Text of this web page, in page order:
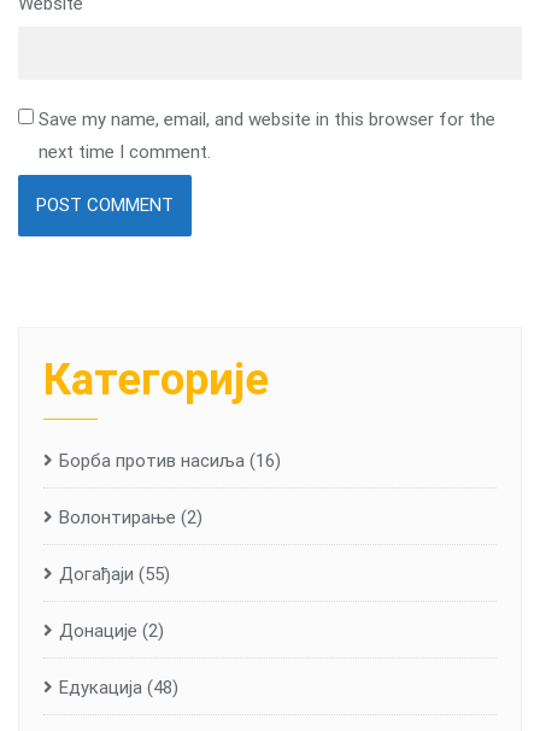
Save my name, email, and website in this browser for the
next time I comment.
Категорије
Борба против насиља (16)
Волонтирање (2)
Догађаји (55)
Донације (2)
Едукација (48)